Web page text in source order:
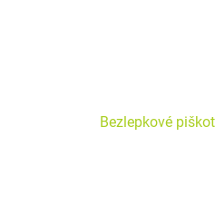
Bezlepkové